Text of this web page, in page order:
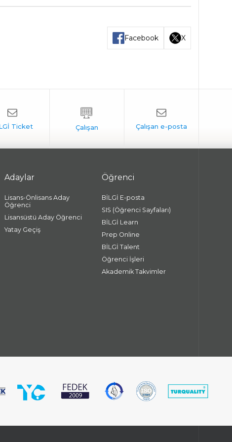
Facebook X
Adaylar
Lisans-Önlisans Aday
Öğrenci
Lisansüstü Aday Öğrenci
Yatay Geçiş
Öğrenci
BİLGİ E-posta
SIS (Öğrenci Sayfaları)
BİLGİ Learn
Prep Online
BİLGİ Talent
Öğrenci İşleri
Akademik Takvimler